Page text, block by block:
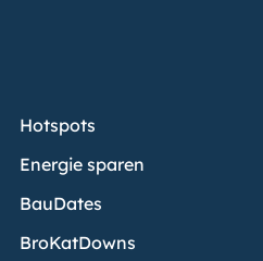
Hotspots
Energie sparen
BauDates
BroKatDowns